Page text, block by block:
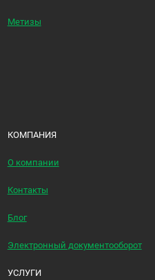
Метизы
КОМПАНИЯ
О компании
Контакты
Блог
Электронный документооборот
УСЛУГИ